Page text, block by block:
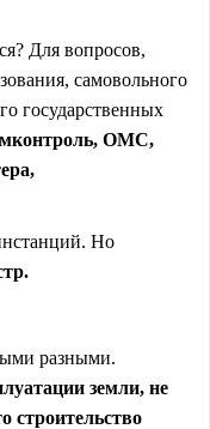
Для вопросов,
самовольного
государственных
ОМС,
Но
разными.
земли, не
строительство